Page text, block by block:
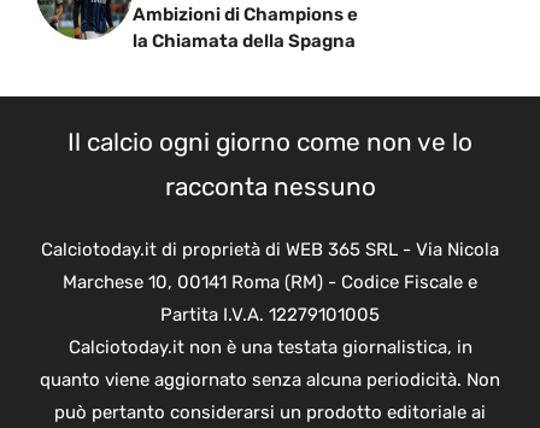
Ambizioni di Champions e
la Chiamata della Spagna
Il calcio ogni giorno come non ve lo
racconta nessuno
Calciotoday.it di proprietà di WEB 365 SRL - Via Nicola
Marchese 10, 00141 Roma (RM) - Codice Fiscale e
Partita I.V.A. 12279101005
Calciotoday.it non è una testata giornalistica, in
quanto viene aggiornato senza alcuna periodicità. Non
può pertanto considerarsi un prodotto editoriale ai